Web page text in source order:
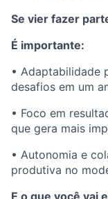
Se vier fazer
É importante:
• Adaptabilidade
desafios em um
• Foco em
que gera mais
• Autonomia e
produtiva no
E o que você vai